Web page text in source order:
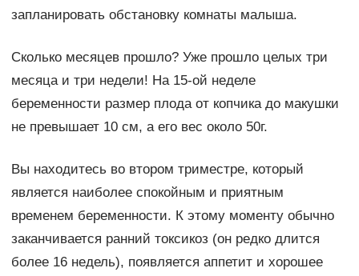
запланировать обстановку комнаты малыша.
Сколько месяцев прошло? Уже прошло целых три
месяца и три недели! На 15-ой неделе
беременности размер плода от копчика до макушки
не превышает 10 см, а его вес около 50г.
Вы находитесь во втором триместре, который
является наиболее спокойным и приятным
временем беременности. К этому моменту обычно
заканчивается ранний токсикоз (он редко длится
более 16 недель), появляется аппетит и хорошее